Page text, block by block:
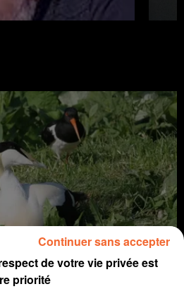
votre balade
de votre vie privée est
priorité
Continuer sans accepter